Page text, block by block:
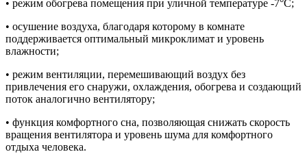
• режим обогрева помещения при уличной температуре -7°С;
• осушение воздуха, благодаря которому в комнате
поддерживается оптимальный микроклимат и уровень
влажности;
• режим вентиляции, перемешивающий воздух без
привлечения его снаружи, охлаждения, обогрева и создающий
поток аналогично вентилятору;
• функция комфортного сна, позволяющая снижать скорость
вращения вентилятора и уровень шума для комфортного
отдыха человека.